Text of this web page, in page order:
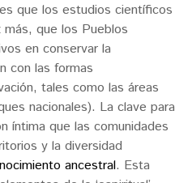
que los estudios científicos
que los Pueblos
en conservar la
con las formas
tales como las áreas
nacionales). La clave para
íntima que las comunidades
y la diversidad
ancestral. Esta